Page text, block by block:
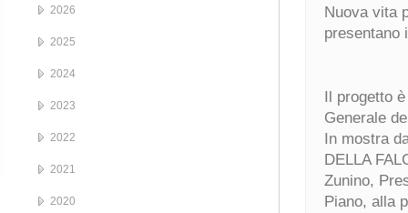
Nuova vita
presentano
Il progetto
Generale
In mostra
DELLA
Zunino,
Piano, alla
2026
2025
2024
2023
2022
2021
2020